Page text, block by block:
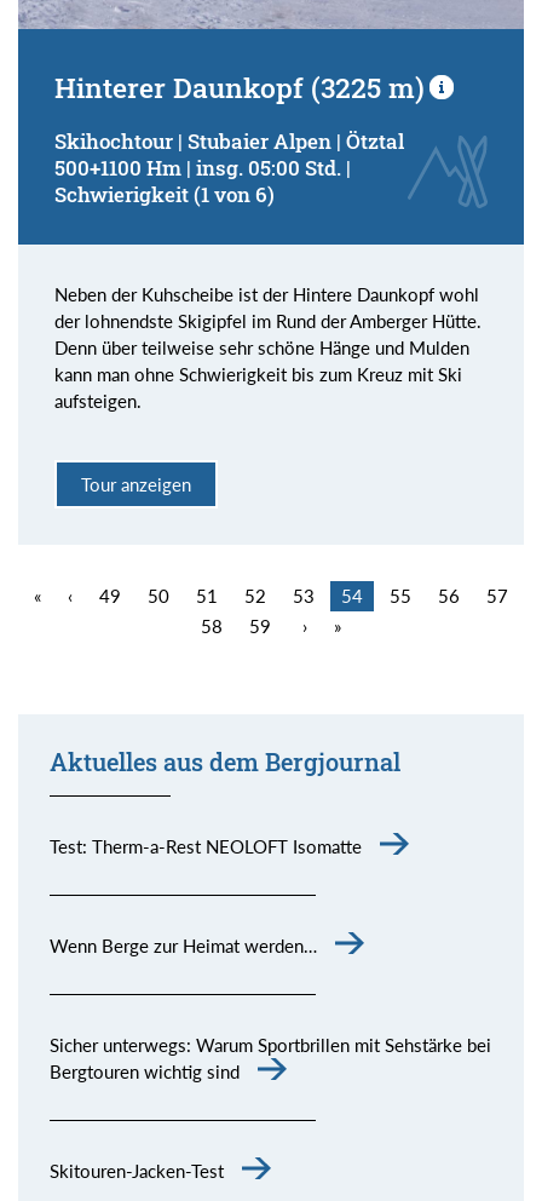
Hinterer Daunkopf (3225 m)
Skihochtour | Stubaier Alpen | Ötztal
500+1100 Hm | insg. 05:00 Std. |
Schwierigkeit (1 von 6)
Neben der Kuhscheibe ist der Hintere Daunkopf wohl
der lohnendste Skigipfel im Rund der Amberger Hütte.
Denn über teilweise sehr schöne Hänge und Mulden
kann man ohne Schwierigkeit bis zum Kreuz mit Ski
aufsteigen.
Tour anzeigen
« ‹ 49 50 51 52 53 54 55 56
57
58
59 › »
Aktuelles aus dem Bergjournal
Test: Therm-a-Rest NEOLOFT Isomatte
Wenn Berge zur Heimat werden…
Sicher unterwegs: Warum Sportbrillen mit Sehstärke bei
Bergtouren wichtig sind
Skitouren-Jacken-Test